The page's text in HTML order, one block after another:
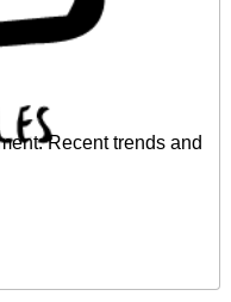
Recent trends and